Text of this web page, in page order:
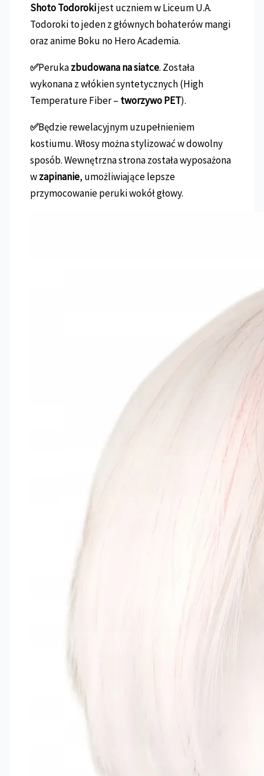
Shoto Todorokijest uczniem w Liceum U.A.
Todoroki to jeden z głównych bohaterów mangi
oraz anime Boku no Hero Academia.
✅Perukazbudowana na siatce. Została
wykonana z włókien syntetycznych (High
Temperature Fiber – tworzywo PET).
✅Będzie rewelacyjnym uzupełnieniem
kostiumu. Włosy można stylizować w dowolny
sposób. Wewnętrzna strona została wyposażona
wzapinanie, umożliwiające lepsze
przymocowanie peruki wokół głowy.